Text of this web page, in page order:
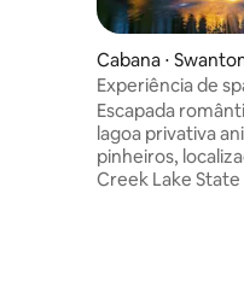
Cabana ⋅
Experiência de
Lagoa! Sauna!
hidromassagem!
Escapada
lagoa privativa
pinheiros,
Creek Lake State